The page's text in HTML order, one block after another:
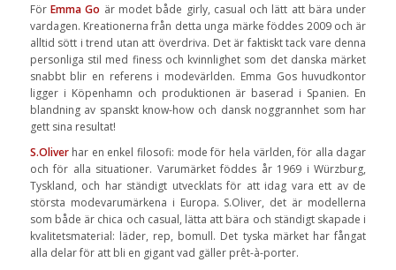
För Emma Go är modet både girly, casual och lätt att bära under
vardagen. Kreationerna från detta unga märke föddes 2009 och är
alltid sött i trend utan att överdriva. Det är faktiskt tack vare denna
personliga stil med finess och kvinnlighet som det danska märket
snabbt blir en referens i modevärlden. Emma Gos huvudkontor
ligger i Köpenhamn och produktionen är baserad i Spanien. En
blandning av spanskt know-how och dansk noggrannhet som har
gett sina resultat!
S.Oliverhar en enkel filosofi: mode för hela världen, för alla dagar
och för alla situationer. Varumärket föddes år 1969 i Würzburg,
Tyskland, och har ständigt utvecklats för att idag vara ett av de
största modevarumärkena i Europa. S.Oliver, det är modellerna
som både är chica och casual, lätta att bära och ständigt skapade i
kvalitetsmaterial: läder, rep, bomull. Det tyska märket har fångat
alla delar för att bli en gigant vad gäller prêt-à-porter.